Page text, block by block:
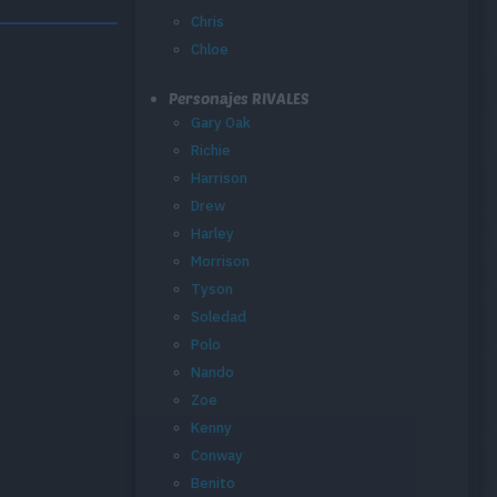
Chris
Chloe
Personajes RIVALES
Gary Oak
Richie
Harrison
Drew
Harley
Morrison
Tyson
Soledad
Polo
Nando
Zoe
Kenny
Conway
Benito